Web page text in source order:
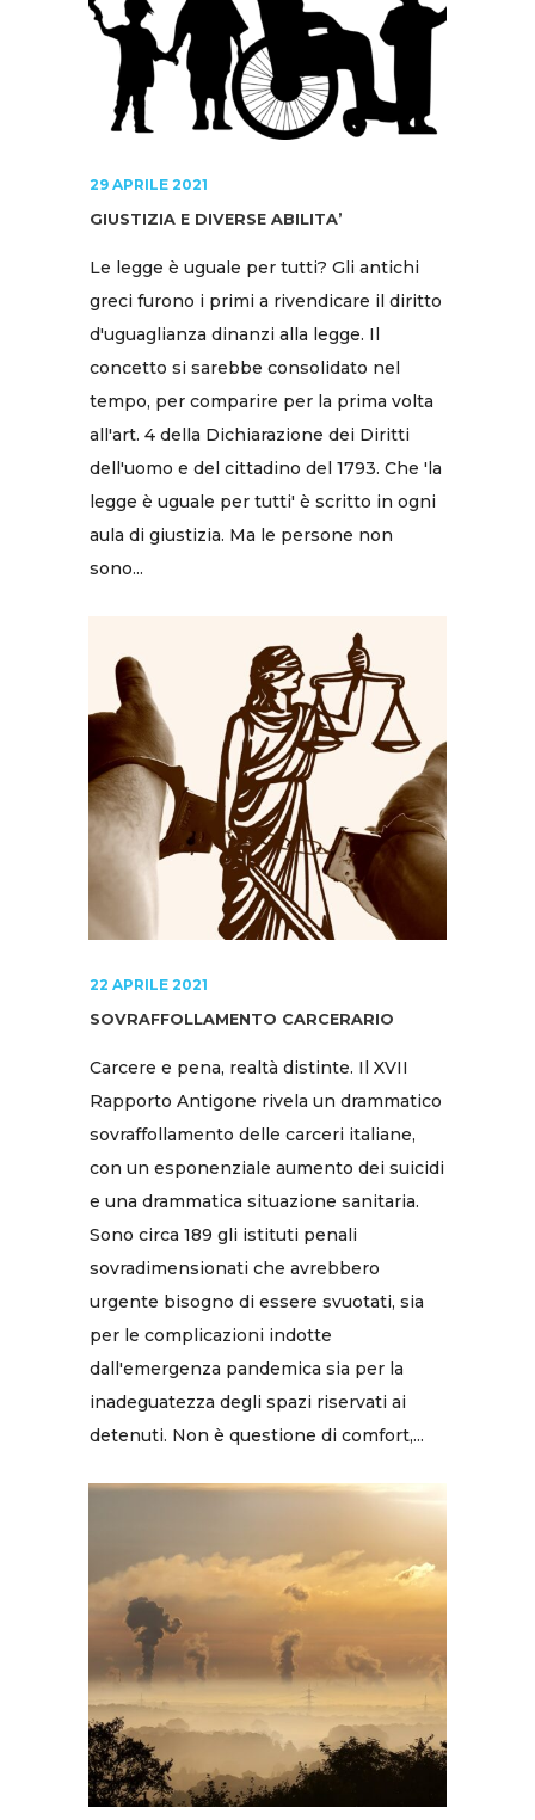
29 APRILE 2021
GIUSTIZIA E DIVERSE ABILITA’
Le legge è uguale per tutti? Gli antichi
greci furono i primi a rivendicare il diritto
d'uguaglianza dinanzi alla legge. Il
concetto si sarebbe consolidato nel
tempo, per comparire per la prima volta
all'art. 4 della Dichiarazione dei Diritti
dell'uomo e del cittadino del 1793. Che 'la
legge è uguale per tutti' è scritto in ogni
aula di giustizia. Ma le persone non
sono...
22 APRILE 2021
SOVRAFFOLLAMENTO CARCERARIO
Carcere e pena, realtà distinte. Il XVII
Rapporto Antigone rivela un drammatico
sovraffollamento delle carceri italiane,
con un esponenziale aumento dei suicidi
e una drammatica situazione sanitaria.
Sono circa 189 gli istituti penali
sovradimensionati che avrebbero
urgente bisogno di essere svuotati, sia
per le complicazioni indotte
dall'emergenza pandemica sia per la
inadeguatezza degli spazi riservati ai
detenuti. Non è questione di comfort,...